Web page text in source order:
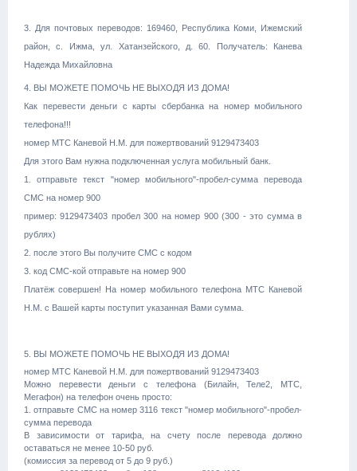
3. Для почтовых переводов: 169460, Республика Коми, Ижемский
район, с. Ижма, ул. Хатанзейского, д. 60. Получатель: Канева
Надежда Михайловна
4. ВЫ МОЖЕТЕ ПОМОЧЬ НЕ ВЫХОДЯ ИЗ ДОМА!
Как перевести деньги с карты сбербанка на номер мобильного
телефона!!!
номер МТС Каневой Н.М. для пожертвований 9129473403
Для этого Вам нужна подключенная услуга мобильный банк.
1. отправьте текст "номер мобильного"-пробел-сумма перевода
СМС на номер 900
пример: 9129473403 пробел 300 на номер 900 (300 - это сумма в
рублях)
2. после этого Вы получите СМС с кодом
3. код СМС-кой отправьте на номер 900
Платёж совершен! На номер мобильного телефона МТС Каневой
Н.М. с Вашей карты поступит указанная Вами сумма.
5. ВЫ МОЖЕТЕ ПОМОЧЬ НЕ ВЫХОДЯ ИЗ ДОМА!
номер МТС Каневой Н.М. для пожертвований 9129473403
Можно перевести деньги с телефона (Билайн, Теле2, МТС,
Мегафон) на телефон очень просто:
1. отправьте СМС на номер 3116 текст "номер мобильного"-пробел-
сумма перевода
В зависимости от тарифа, на счету после перевода должно
оставаться не менее 10-50 руб.
(комиссия за перевод от 5 до 9 руб.)